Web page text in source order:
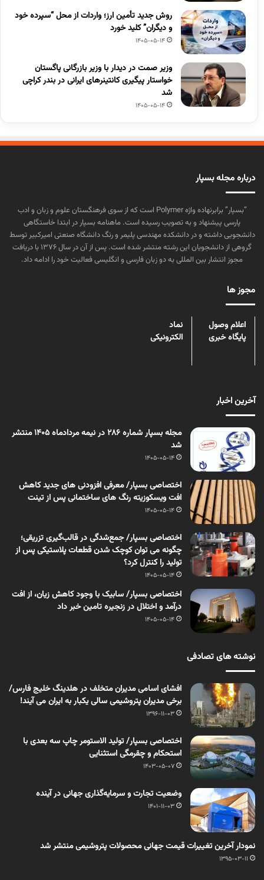
روش جدید تأمین ارز؛ واردات از محل “سپرده خود
و دیگران” کلید خورد
1405-05-14
وزیر صمت در دیدار با وزیر بازرگانی پاگستان
خواستار پیگیری کانتینرهای ایرانی در بندر کراچی
شد
1405-05-14
درباره مجله بسپار
“بسپار” برابرنهاده واژه Polymer است که از سوی فرهنگستان علوم و زبان و ادب
پارسی پیشنهاد و به تصویب رسیده است. ماهنامه بسپار در ابتدا خاستگاهی
دانشجویی داشته و در دانشکده مهندسی پلیمر و رنگ دانشگاه صنعتی امیرکبیر توسط
گروهی از دانشجویان این رشته منتشر شده است. پس از آن در سال ۱۳۷۶ با دریافت
مجوز انتشار بین المللی به دو زبان فارسی و انگلیسی فعالیت خود را ادامه داد.
مجوز ها
اعلام وصول
پایگاه خبری
نماد
الکترونیکی
آخرین اخبار
مجله بسپار شماره 286 در نیمه مردادماه 1405 منتشر
شد
1405-05-14
اختصاصی بسپار/ معرفی افزودنی های جدید کاهش
افت ویسکوزیته رنگ های ساختمانی پس از تینت
1405-05-14
اختصاصی بسپار/ جمع‌شدگی در قالب‌گیری تزریقی؛
چگونه می توان کوچک شدن قطعات پلاستیکی پس از
تولید را کنترل کرد؟
1405-05-14
اختصاصی بسپار/ سابیک با وجود کاهش زیان، از افت
درآمد و اختلال در زنجیره تامین خبر داد
1405-05-14
نوشته های تصادفی
افشای اسامی مدیران متخلف در هلدینگ خلیج فارس/
برخی مدیران پتروشیمی سالی یکبار به ایران می آیند!
1396-11-03
اختصاصی بسپار/ تولید الاستومر چاپ سه بعدی با
استحکام و چقرمگی استثنایی
1403-05-07
وضعیت تجارت و سرمایه‌گذاری جهانی در آینده
1401-11-03
نمودار آخرین تغییرات قیمت جهانی محصولات پتروشیمی منتشر شد
1395-03-11